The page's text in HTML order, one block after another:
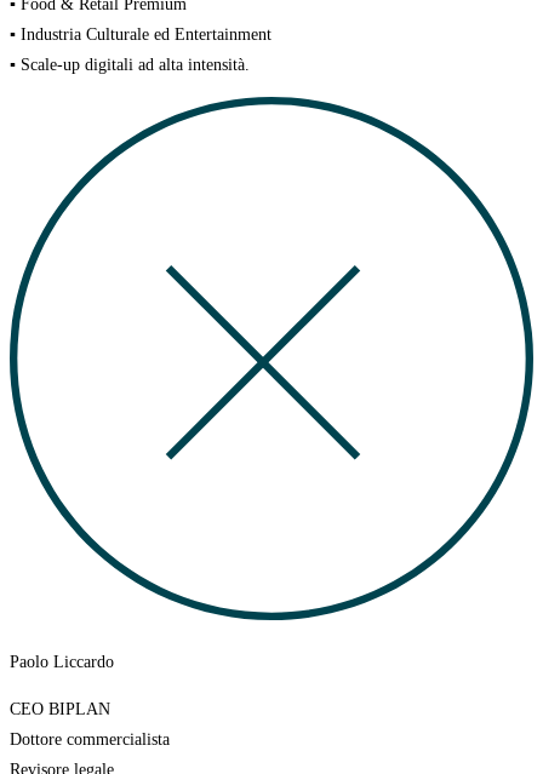
▪️ Food & Retail Premium
▪️ Industria Culturale ed Entertainment
▪️ Scale-up digitali ad alta intensità.
Paolo Liccardo
CEO BIPLAN
Dottore commercialista
Revisore legale